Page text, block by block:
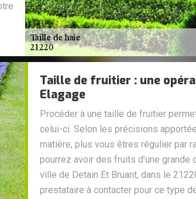
Taille de fruitier : une
Elagage
Procéder à une taille de fruitier
celui-ci. Selon les précisions
matière, plus vous êtres régulier par
pourrez avoir des fruits d’une grande
ville de Detain Et Bruant, dans le
prestataire à contacter pour ce type